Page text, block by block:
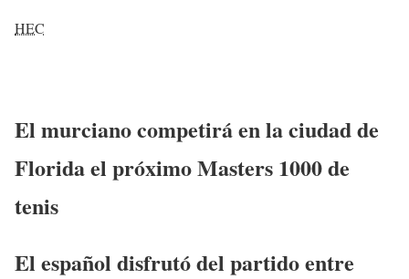
HEC
El murciano competirá en la ciudad de
Florida el próximo Masters 1000 de
tenis
El español disfrutó del partido entre